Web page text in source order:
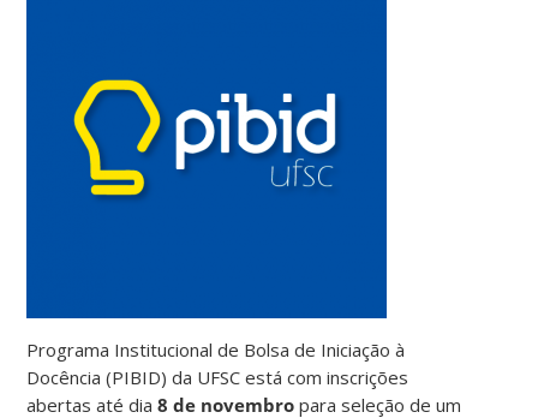
Programa Institucional de Bolsa de Iniciação à
Docência (PIBID) da UFSC está com inscrições
abertas até dia8 de novembro para seleção de um